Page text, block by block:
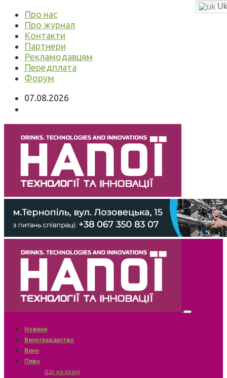
Про нас
Про журнал
Контакти
Партнери
Рекламодавцям
Передплата
Форум
07.08.2026
Новини
Виноградарство
Вино
Пиво
Що на крані